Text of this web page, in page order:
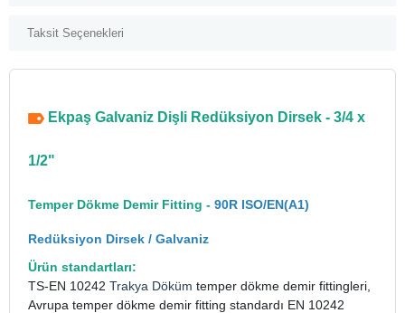
Taksit Seçenekleri
Ekpaş Galvaniz Dişli Redüksiyon Dirsek - 3/4 x
1/2"
Temper Dökme Demir Fitting - 90R ISO/EN(A1)
Redüksiyon Dirsek / Galvaniz
Ürün standartları:
TS-EN 10242 Trakya Döküm temper dökme demir fittingleri,
Avrupa temper dökme demir fitting standardı EN 10242